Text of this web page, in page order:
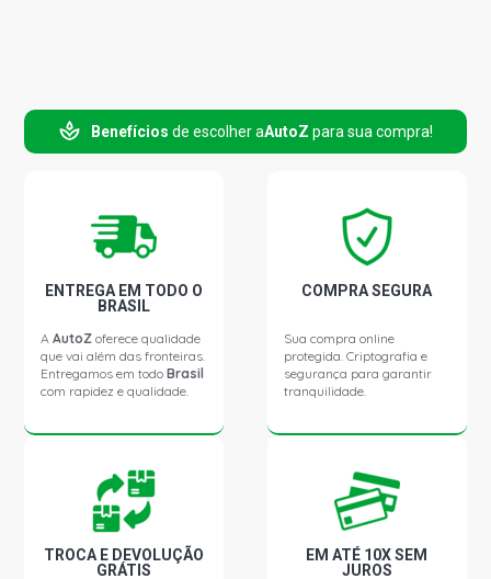
Benefícios de escolher aAutoZ para sua compra!
ENTREGA EM TODO O
BRASIL
AAutoZ oferece qualidade
que vai além das fronteiras.
Entregamos em todoBrasil
com rapidez e qualidade.
COMPRA SEGURA
Sua compra online
protegida. Criptografia e
segurança para garantir
tranquilidade.
TROCA E DEVOLUÇÃO
GRÁTIS
EM ATÉ 10X SEM
JUROS